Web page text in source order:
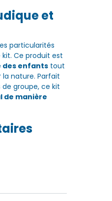
et
particularités
Ce produit est
des enfantstout
la nature. Parfait
groupe, ce kit
de manière